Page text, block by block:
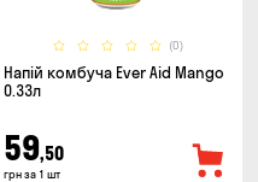
(0)
Напій комбуча Ever Aid Mango
0.33л
59,50
грн за 1 шт